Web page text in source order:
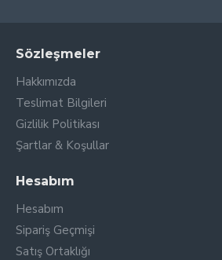
Sözleşmeler
Hakkımızda
Teslimat Bilgileri
Gizlilik Politikası
Şartlar & Koşullar
Hesabım
Hesabım
Sipariş Geçmişi
Satış Ortaklığı